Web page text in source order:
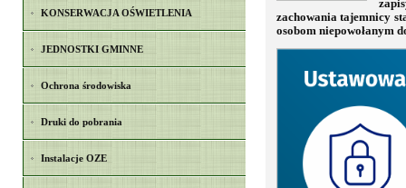
KONSERWACJA OŚWIETLENIA
JEDNOSTKI GMINNE
Ochrona środowiska
Druki do pobrania
Instalacje OZE
zachowania tajemnicy
osobom niepowołanym